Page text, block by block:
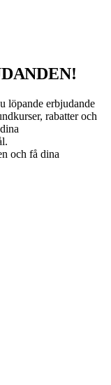
löpande erbjudande
rabatter och
och få dina